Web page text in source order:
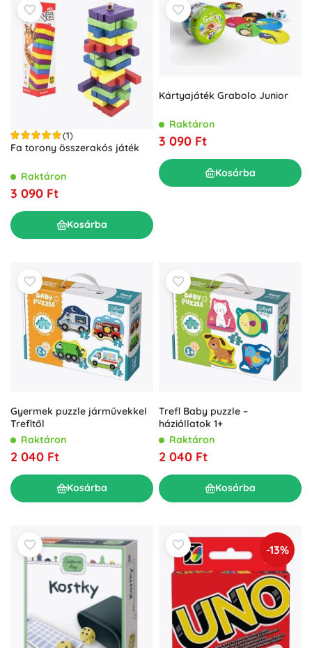
(1)
Fa torony összerakós játék
Raktáron
3 090 Ft
Kosárba
Kártyajáték Grabolo Junior
Raktáron
3 090 Ft
Kosárba
Gyermek puzzle járművekkel
Trefltől
Raktáron
2 040 Ft
Kosárba
Trefl Baby puzzle –
háziállatok 1+
Raktáron
2 040 Ft
Kosárba
-13%